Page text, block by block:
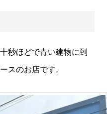
秒ほどで青い建物に到
スのお店です。